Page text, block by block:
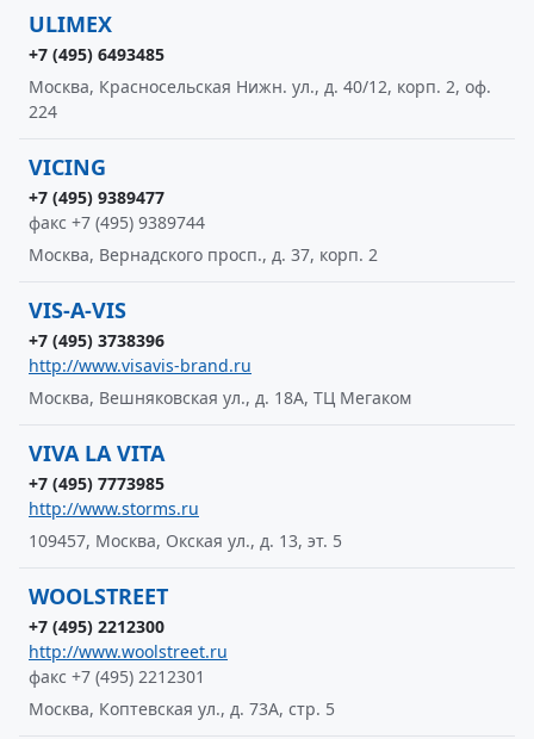
ULIMEX
+7 (495) 6493485
Москва, Красносельская Нижн. ул., д. 40/12, корп. 2, оф.
224
VICING
+7 (495) 9389477
факс +7 (495) 9389744
Москва, Вернадского просп., д. 37, корп. 2
VIS-A-VIS
+7 (495) 3738396
http://www.visavis-brand.ru
Москва, Вешняковская ул., д. 18А, ТЦ Мегаком
VIVA LA VITA
+7 (495) 7773985
http://www.storms.ru
109457, Москва, Окская ул., д. 13, эт. 5
WOOLSTREET
+7 (495) 2212300
http://www.woolstreet.ru
факс +7 (495) 2212301
Москва, Коптевская ул., д. 73А, стр. 5